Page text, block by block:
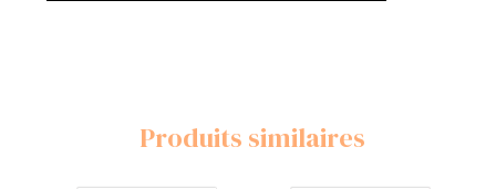
Produits similaires